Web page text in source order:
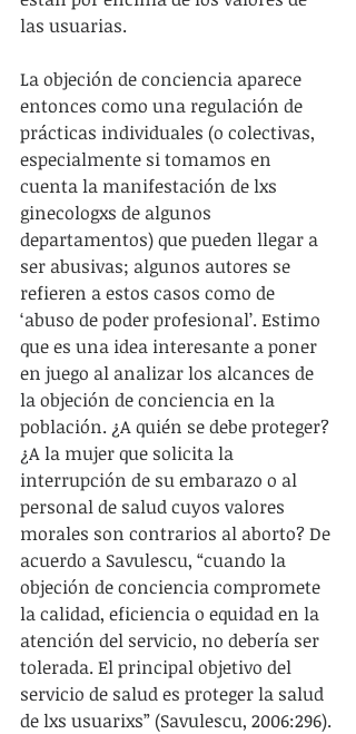
las usuarias.
La objeción de conciencia aparece
entonces como una regulación de
prácticas individuales (o colectivas,
especialmente si tomamos en
cuenta la manifestación de lxs
ginecologxs de algunos
departamentos) que pueden llegar a
ser abusivas; algunos autores se
refieren a estos casos como de
‘abuso de poder profesional’. Estimo
que es una idea interesante a poner
en juego al analizar los alcances de
la objeción de conciencia en la
población. ¿A quién se debe proteger?
¿A la mujer que solicita la
interrupción de su embarazo o al
personal de salud cuyos valores
morales son contrarios al aborto? De
acuerdo a Savulescu, “cuando la
objeción de conciencia compromete
la calidad, eficiencia o equidad en la
atención del servicio, no debería ser
tolerada. El principal objetivo del
servicio de salud es proteger la salud
de lxs usuarixs” (Savulescu, 2006:296).